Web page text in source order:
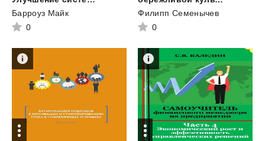
Барроуз Майк
0
Филипп Семенычев
0